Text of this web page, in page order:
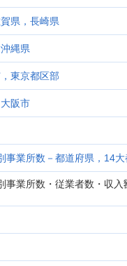
県，長崎県
縄県
東京都区部
阪市
事業所数－都道府県，14大
事業所数・従業者数・収